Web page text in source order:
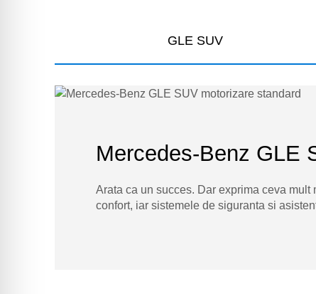
GLE SUV
Mercedes-Benz GLE
Arata ca un succes. Dar exprima ceva
confort, iar sistemele de siguranta si